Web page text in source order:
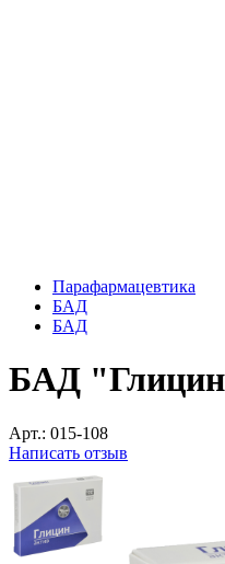
Парафармацевтика
БАД
БАД
БАД
Арт.: 015-108
Написать отзыв